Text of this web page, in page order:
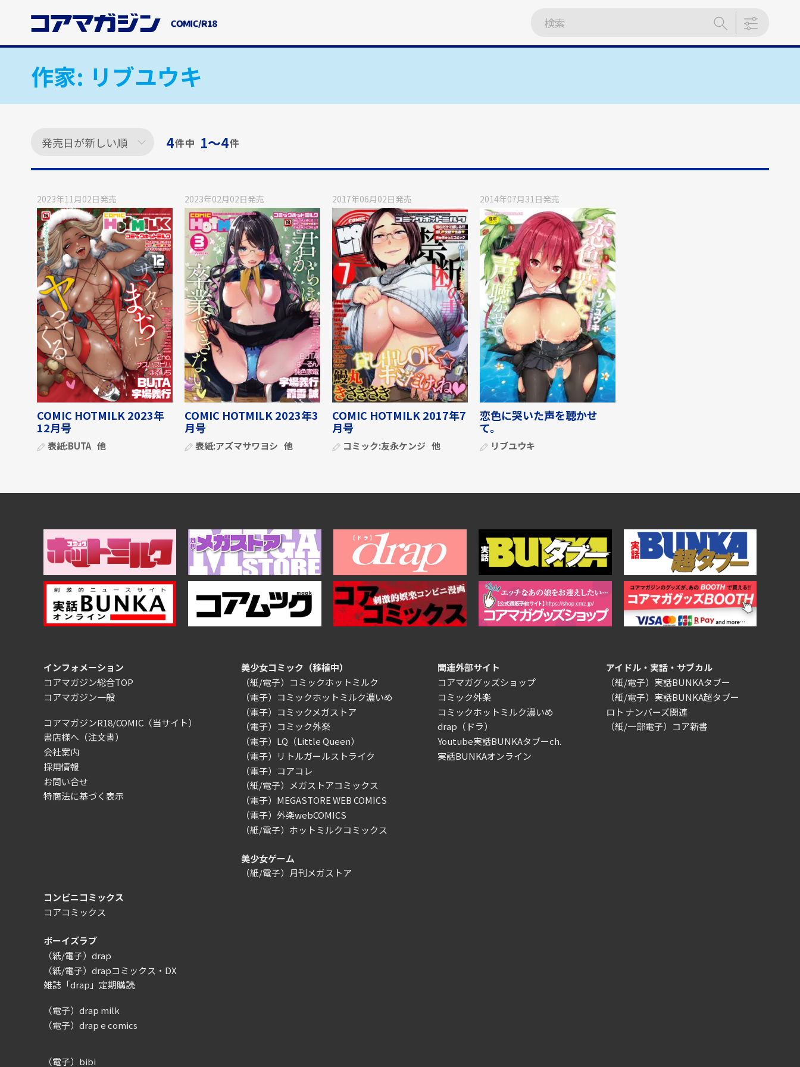
コ
ツ
作家: リブユウキ
4件中 1〜4件
2023年11月02日発売
COMIC HOTMILK 2023年
12月号
表紙:BUTA 他
2023年02月02日発売
COMIC HOTMILK 2023年3
月号
表紙:アズマサワヨシ 他
2017年06月02日発売
COMIC HOTMILK 2017年7
月号
コミック:友永ケンジ 他
2014年07月31日発売
恋色に哭いた声を聴かせ
て。
リブユウキ
インフォメーション
コアマガジン総合TOP
コアマガジン一般
コアマガジンR18/COMIC（当サイト）
書店様へ（注文書）
会社案内
採用情報
お問い合せ
特商法に基づく表示
美少女コミック（移植中）
（紙/電子）コミックホットミルク
（電子）コミックホットミルク濃いめ
（電子）コミックメガストア
（電子）コミック外楽
（電子）LQ（Little Queen）
（電子）リトルガールストライク
（電子）コアコレ
（紙/電子）メガストアコミックス
（電子）MEGASTORE WEB COMICS
（電子）外楽webCOMICS
（紙/電子）ホットミルクコミックス
美少女ゲーム
（紙/電子）月刊メガストア
関連外部サイト
コアマガグッズショップ
コミック外楽
コミックホットミルク濃いめ
drap（ドラ）
Youtube実話BUNKAタブーch.
実話BUNKAオンライン
アイドル・実話・サブカル
（紙/電子）実話BUNKAタブー
（紙/電子）実話BUNKA超タブー
ロト ナンバーズ関連
（紙/一部電子）コア新書
コンビニコミックス
コアコミックス
ボーイズラブ
（紙/電子）drap
（紙/電子）drapコミックス・DX
雑誌「drap」定期購読
（電子）drap milk
（電子）drap e comics
（電子）bibi